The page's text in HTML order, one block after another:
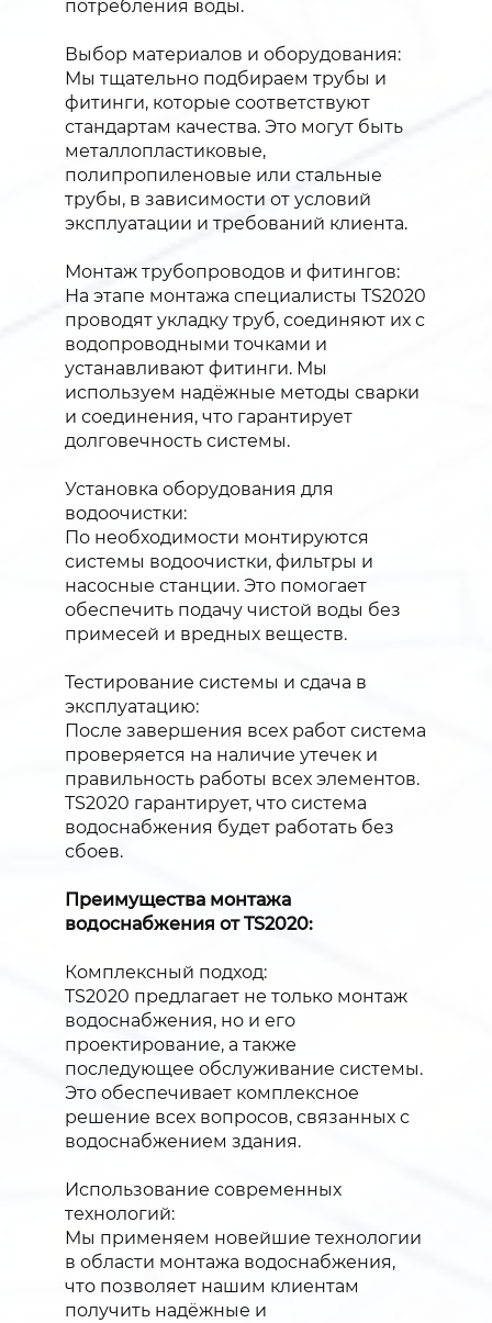
потребления воды.
Выбор материалов и оборудования:
Мы тщательно подбираем трубы и
фитинги, которые соответствуют
стандартам качества. Это могут быть
металлопластиковые,
полипропиленовые или стальные
трубы, в зависимости от условий
эксплуатации и требований клиента.
Монтаж трубопроводов и фитингов:
На этапе монтажа специалисты TS2020
проводят укладку труб, соединяют их с
водопроводными точками и
устанавливают фитинги. Мы
используем надёжные методы сварки
и соединения, что гарантирует
долговечность системы.
Установка оборудования для
водоочистки:
По необходимости монтируются
системы водоочистки, фильтры и
насосные станции. Это помогает
обеспечить подачу чистой воды без
примесей и вредных веществ.
Тестирование системы и сдача в
эксплуатацию:
После завершения всех работ система
проверяется на наличие утечек и
правильность работы всех элементов.
TS2020 гарантирует, что система
водоснабжения будет работать без
сбоев.
Преимущества монтажа
водоснабжения от TS2020:
Комплексный подход:
TS2020 предлагает не только монтаж
водоснабжения, но и его
проектирование, а также
последующее обслуживание системы.
Это обеспечивает комплексное
решение всех вопросов, связанных с
водоснабжением здания.
Использование современных
технологий:
Мы применяем новейшие технологии
в области монтажа водоснабжения,
что позволяет нашим клиентам
получить надёжные и